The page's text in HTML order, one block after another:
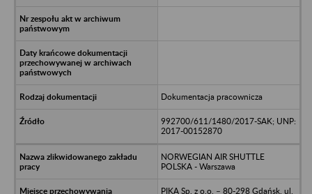
Dokumentacja pracownicza
992700/611/1480/2017-SAK; UNP:
2017-00152870
NORWEGIAN AIR SHUTTLE
POLSKA - Warszawa
PIKA Sp. z o.o. – 80-298 Gdańsk, ul.